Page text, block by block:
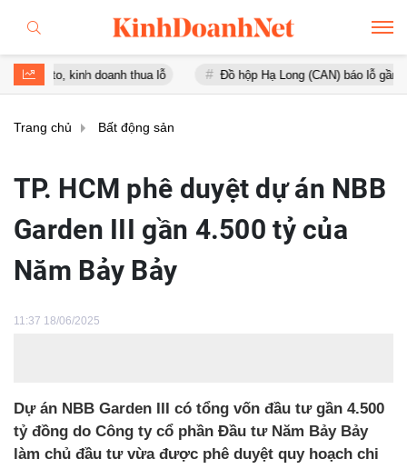
kinh doanh thua lỗ Đồ hộp Hạ Long (CAN) báo lỗ gần 16 tỷ
Trang chủ Bất động sản
TP. HCM phê duyệt dự án NBB
Garden III gần 4.500 tỷ của
Năm Bảy Bảy
11:37 18/06/2025
Dự án NBB Garden III có tổng vốn đầu tư gần 4.500
tỷ đồng do Công ty cổ phần Đầu tư Năm Bảy Bảy
làm chủ đầu tư vừa được phê duyệt quy hoạch chi